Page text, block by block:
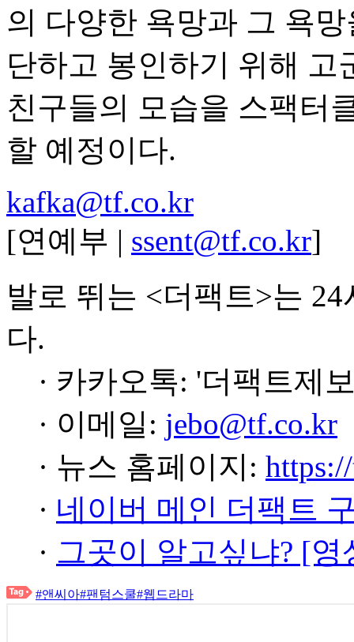
의 다양한 욕망과 그 욕
단하고 봉인하기 위해
친구들의 모습을 스팩터
할 예정이다.
kafka@tf.co.kr
[연예부 | ssent@tf.co.kr]
발로 뛰는 <더팩트>는
다.
· 카카오톡: '더팩트제
· 이메일: jebo@tf.co.kr
· 뉴스 홈페이지:
· 네이버 메인 더팩트
· 그곳이 알고싶냐? [
#앤씨아#팬텀스쿨#웹드라마